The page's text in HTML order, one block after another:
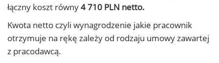
łączny koszt równy4 710 PLN netto.
Kwota netto czyli wynagrodzenie jakie pracownik
otrzymuje na rękę zależy od rodzaju umowy zawartej
z pracodawcą.